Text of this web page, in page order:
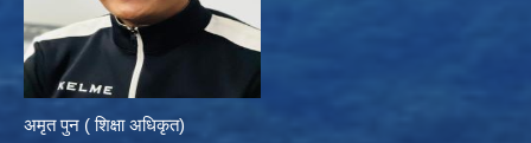
अमृत पुन ( शिक्षा अधिकृत)